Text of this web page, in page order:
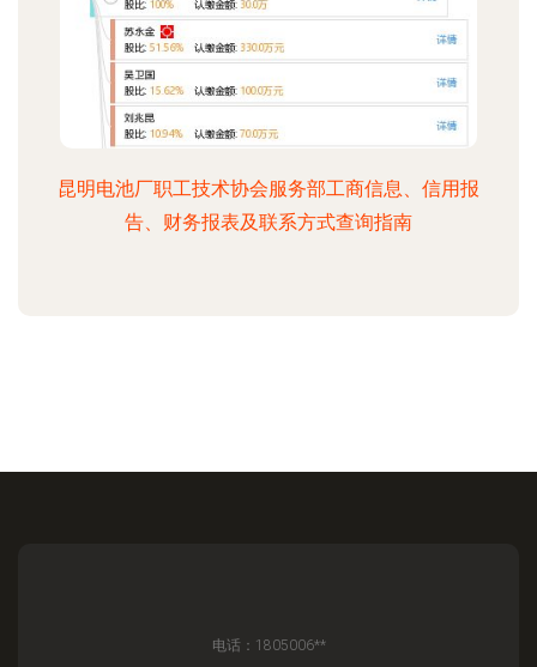
昆明电池厂职工技术协会服务部工商信息、信用报
告、财务报表及联系方式查询指南
电话：1805006**